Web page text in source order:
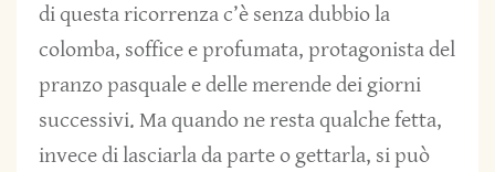
di questa ricorrenza c’è senza dubbio la
colomba, soffice e profumata, protagonista del
pranzo pasquale e delle merende dei giorni
successivi. Ma quando ne resta qualche fetta,
invece di lasciarla da parte o gettarla, si può